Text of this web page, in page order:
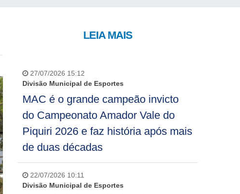
LEIA MAIS
27/07/2026 15:12
Divisão Municipal de Esportes
MAC é o grande campeão invicto
do Campeonato Amador Vale do
Piquiri 2026 e faz história após mais
de duas décadas
22/07/2026 10:11
Divisão Municipal de Esportes